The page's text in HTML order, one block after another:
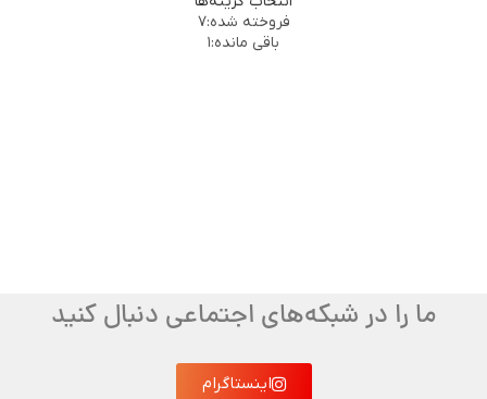
فروخته شده:7
باقی مانده:1
ما را در شبکه‌های اجتماعی دنبال کنید
اینستاگرام